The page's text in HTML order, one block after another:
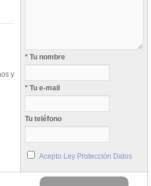
y
* Tu nombre
* Tu e-mail
Tu teléfono
Acepto Ley Protección Datos